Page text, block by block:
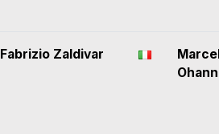
Fabrizio Zaldivar